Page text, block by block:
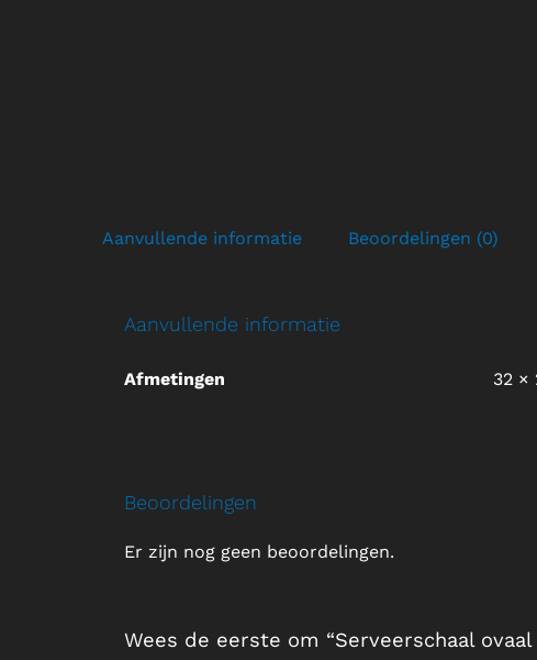
Aanvullende informatie Beoordelingen (0)
Aanvullende informatie
Afmetingen 32 ×
Beoordelingen
Er zijn nog geen beoordelingen.
Wees de eerste om “Serveerschaal